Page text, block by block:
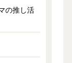
の推し活